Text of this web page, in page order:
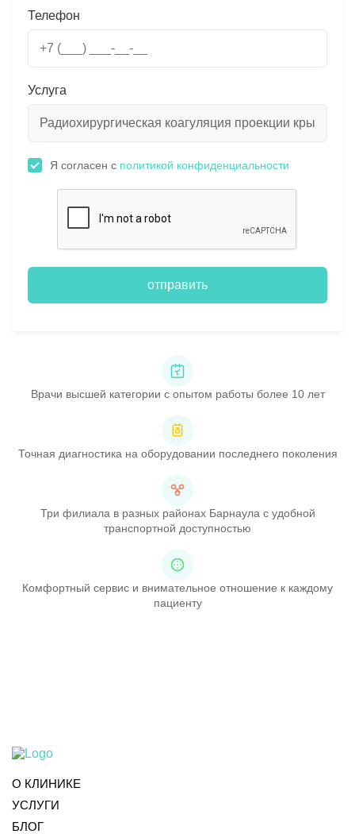
Врачи высшей категории с опытом работы более 10 лет
Точная диагностика на оборудовании последнего поколения
Три филиала в разных районах Барнаула с удобной
транспортной доступностью
Комфортный сервис и внимательное отношение к каждому
пациенту
Телефон
Услуга
Я согласен с политикой конфиденциальности
отправить
О КЛИНИКЕ
УСЛУГИ
БЛОГ